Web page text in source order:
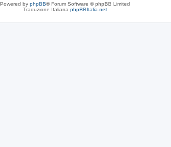
Powered by phpBB® Forum Software © phpBB Limited
Traduzione Italiana phpBBItalia.net